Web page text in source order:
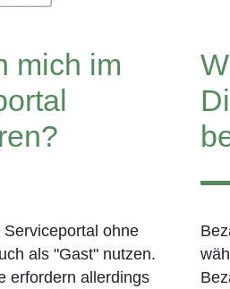
mich im
ohne
als "Gast" nutzen.
erfordern allerdings